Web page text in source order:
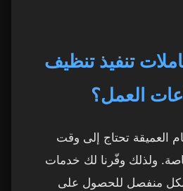
تنفيذ تنظيف
العمل؟
العميقة تحتاج إلى وقت
ولذلك وفّرنا لك خدمات
منفصل للحصول على